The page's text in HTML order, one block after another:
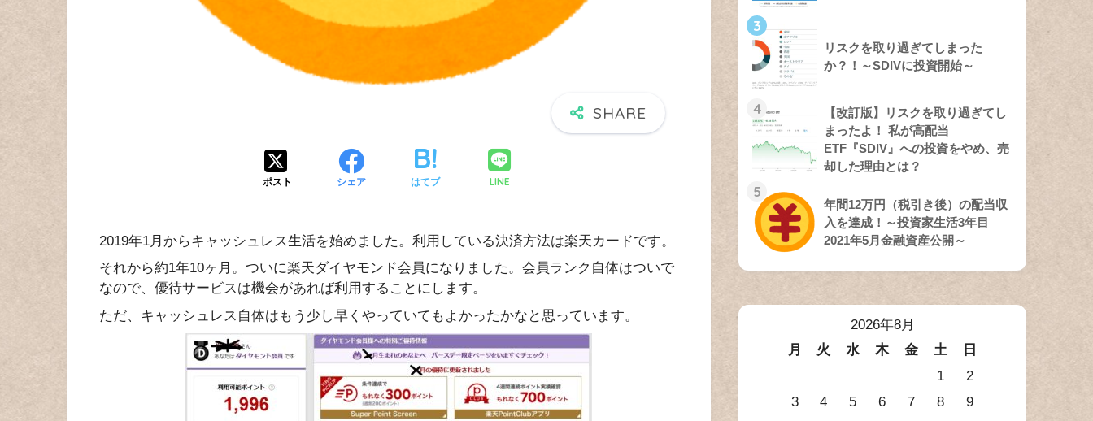
ポスト シェア はてブ LINE
2019年1月からキャッシュレス生活を始めました。利用している決済方法は楽天カードです。
それから約1年10ヶ月。ついに楽天ダイヤモンド会員になりました。会員ランク自体はついで
なので、優待サービスは機会があれば利用することにします。
ただ、キャッシュレス自体はもう少し早くやっていてもよかったかなと思っています。
3
リスクを取り過ぎてしまった
か？！～SDIVに投資開始～
4
【改訂版】リスクを取り過ぎてし
まったよ！ 私が高配当
ETF『SDIV』への投資をやめ、売
却した理由とは？
5
年間12万円（税引き後）の配当収
入を達成！～投資家生活3年目
2021年5月金融資産公開～
2026年8月
月
火 水 木 金 土
日
1
2
3
4 5 6 7 8
9